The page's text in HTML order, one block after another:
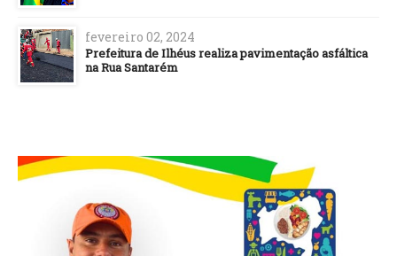
fevereiro 02, 2024
Prefeitura de Ilhéus realiza pavimentação asfáltica
na Rua Santarém